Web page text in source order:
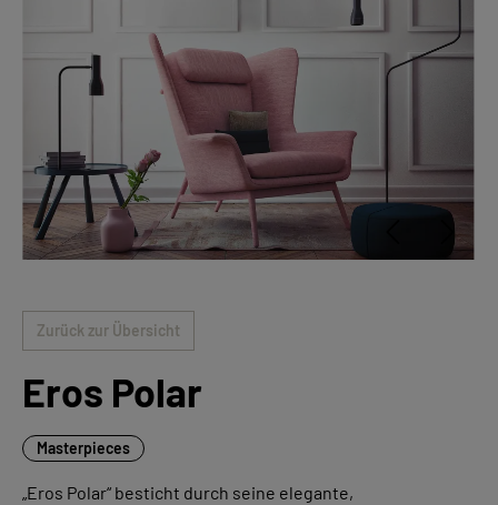
Zurück zur Übersicht
Eros Polar
Masterpieces
„Eros Polar“ besticht durch seine elegante,